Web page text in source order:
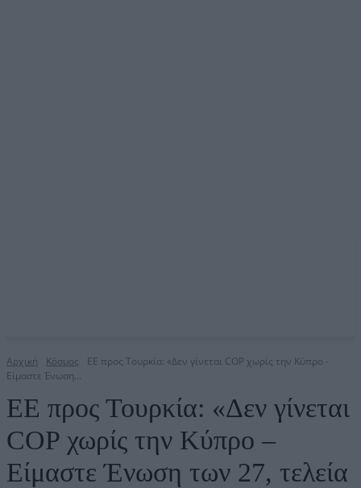
Αρχική Κόσμος
ΕΕ προς Τουρκία: «Δεν γίνεται COP χωρίς την Κύπρο -
Είμαστε Ένωση...
ΕΕ προς Τουρκία: «Δεν γίνεται
COP χωρίς την Κύπρο –
Είμαστε Ένωση των 27, τελεία